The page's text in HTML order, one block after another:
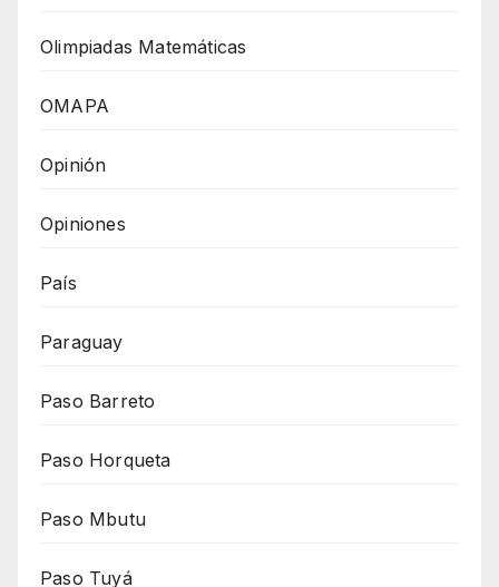
Olimpiadas Matemáticas
OMAPA
Opinión
Opiniones
País
Paraguay
Paso Barreto
Paso Horqueta
Paso Mbutu
Paso Tuyá